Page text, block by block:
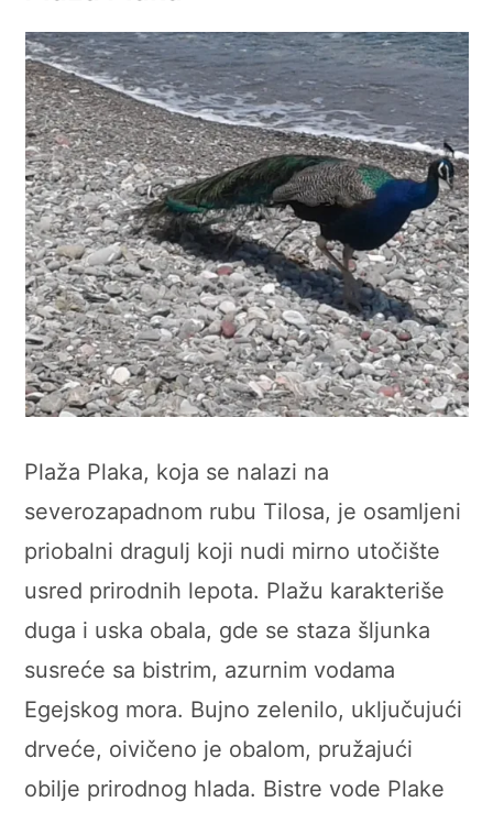
Plaža Plaka, koja se nalazi na
severozapadnom rubu Tilosa, je osamljeni
priobalni dragulj koji nudi mirno utočište
usred prirodnih lepota. Plažu karakteriše
duga i uska obala, gde se staza šljunka
susreće sa bistrim, azurnim vodama
Egejskog mora. Bujno zelenilo, uključujući
drveće, oivičeno je obalom, pružajući
obilje prirodnog hlada. Bistre vode Plake